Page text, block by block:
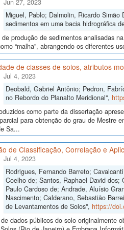
Jun 27, 2023
Miguel, Pablo; Dalmolin, Ricardo
sedimentos em uma bacia hidrográfica
produção de sedimentos analisadas
“malha”, abrangendo os diferentes
de classes de solos, atributos
Jul 4, 2023
Deobald, Gabriel Antônio; Pedron,
no Rebordo do Planalto Meridional",
como parte da dissertação
para obtenção do grau de Mestre
Sa...
de Classificação, Correlação e
Jul 4, 2023
Rodrigues, Fernando Barreto;
Coelho de; Santos, Raphael David dos;
Paulo Cardoso de; Andrade, Aluísio
Nascimento; Calderano, Sebastião
de Levantamentos de Solos", https://
dados públicos do solo originalmente